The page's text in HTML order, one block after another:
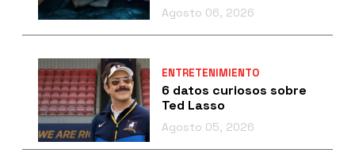
Agosto 06, 2026
ENTRETENIMIENTO
6 datos curiosos sobre
Ted Lasso
Agosto 05, 2026